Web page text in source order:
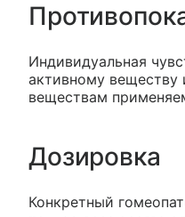
Индивидуальная
активному веществу
веществам
Дозировка
Конкретный